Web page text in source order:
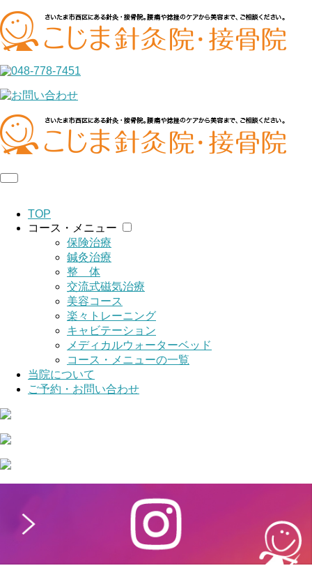
TOP
コース・メニュー
保険治療
鍼灸治療
整 体
交流式磁気治療
美容コース
楽々トレーニング
キャビテーション
メディカルウォーターベッド
コース・メニューの一覧
当院について
ご予約・お問い合わせ